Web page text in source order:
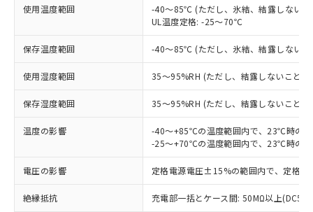
使用温度範囲
-40～85℃ (ただし、氷結、結露しないこ
UL温度定格: -25～70℃
保存温度範囲 -40～85℃ (ただし、氷結、結露しないこ
使用湿度範囲 35～95%RH (ただし、結露しないこと)
保存湿度範囲 35～95%RH (ただし、結露しないこと)
温度の影響
-40～+85℃の温度範囲内で、23℃時の
-25～+70℃の温度範囲内で、23℃時の
電圧の影響 定格電源電圧±15%の範囲内で、定格
絶縁抵抗 充電部一括とケース間: 50MΩ以上
以下の条件をお読みいただき、同意のうえ
ご利用ください。
本サービスは、当社制御機器事業取扱
(税抜)を提供させていただくもので
当社制御機器事業取扱商品の中には、
本サービスの対象外となる商品もある
ことをご了承ください。
対応予定：EU RoHS指令（10物質）の非含
有に対応した製品に切り替える予定のある
商品です。
対応予定なし：EU RoHS指令（10物質）の
非含有に非対応の商品で、対応品を出す予
調査・確認中：EU RoHS指令（10物質）の
非含有の対応状況を調査中または確認中の
商品です。
非該当品：ライセンス料など無形物で、有
害物質有無と関係のない商品です。
仕入先様の事情により、非含有部品として
いたものが、含有品と判明した場合などや
むを得ず変更することがあります。
※1 中国RoHS○×表
「○」：最大均質材料含有率が中国RoHSの
基準値以下であることを示します。
「×」：最大均質材料含有率が中国RoHSの
基準値を超えていることを示します。
「－」：未確認です。当社販売部門へお問
当社は、これら貴社製品のうち、外国
為替および外国貿易法に定める商品